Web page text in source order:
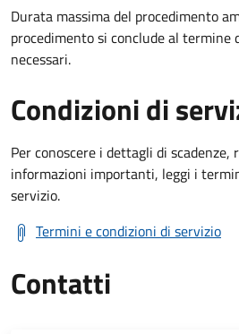
Durata massima del procedimento
procedimento si conclude al termine
necessari.
Condizioni di
Per conoscere i dettagli di
informazioni importanti, leggi i
servizio.
Termini e condizioni di servizio
Contatti